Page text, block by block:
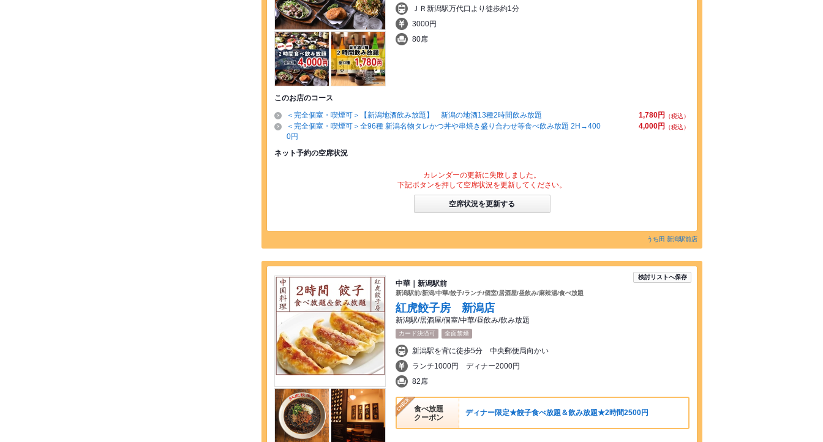
ＪＲ新潟駅万代口より徒歩約1分
3000円
80席
このお店のコース
1,780円
（税込）
＜完全個室・喫煙可＞【新潟地酒飲み放題】 新潟の地酒13種2時間飲み放題
4,000円
（税込）
＜完全個室・喫煙可＞全96種 新潟名物タレかつ丼や串焼き盛り合わせ等食べ飲み放題 2H→400
0円
ネット予約の空席状況
カレンダーの更新に失敗しました。
下記ボタンを押して空席状況を更新してください。
空席状況を更新する
うち田 新潟駅前店
検討リストへ保存
中華｜新潟駅前
新潟駅前/新潟/中華/餃子/ランチ/個室/居酒屋/昼飲み/麻辣湯/食べ放題
紅虎餃子房 新潟店
新潟駅/居酒屋/個室/中華/昼飲み/飲み放題
カード決済可 全面禁煙
新潟駅を背に徒歩5分 中央郵便局向かい
ランチ1000円 ディナー2000円
82席
食べ放題
クーポン
ディナー限定★餃子食べ放題＆飲み放題★2時間2500円